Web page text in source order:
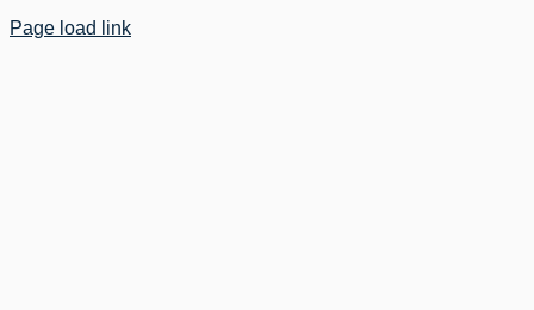
Page load link